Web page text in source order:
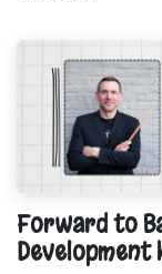
Forward to
Development